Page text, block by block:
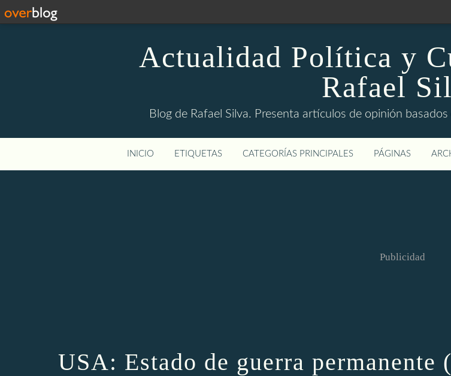
Actualidad Política y
Rafael
Blog de Rafael Silva. Presenta artículos de opinión
INICIO ETIQUETAS CATEGORÍAS PRINCIPALES PÁGINAS
Publicidad
USA: Estado de guerra